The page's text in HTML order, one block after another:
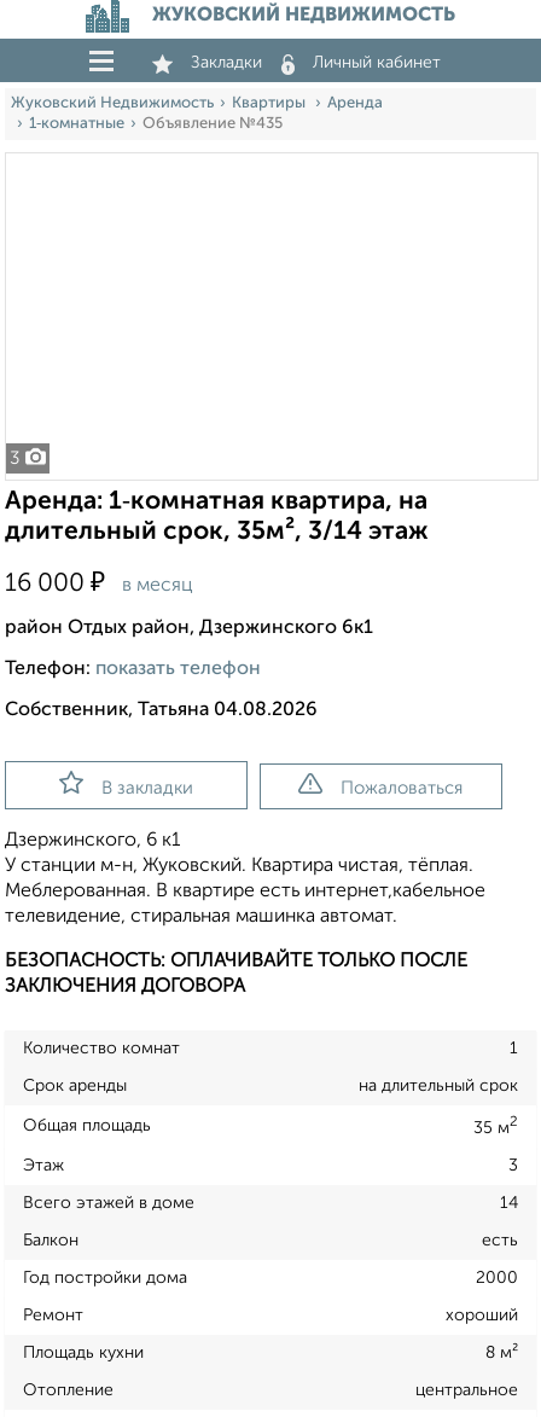
ЖУКОВСКИЙ НЕДВИЖИМОСТЬ
Закладки Личный кабинет
Жуковский Недвижимость Квартиры
Аренда
1‑комнатные
Объявление №435
3
Аренда: 1‑комнатная квартира, на
длительный срок, 35м², 3/14 этаж
16 000 ₽ в месяц
район Отдых район, Дзержинского 6к1
Телефон: показать телефон
Собственник, Татьяна 04.08.2026
В закладки Пожаловаться
Дзержинского, 6 к1
​У станции м-н, Жуковский. Квартира чистая, тёплая.
Меблерованная. В квартире есть интернет,кабельное
телевидение, стиральная машинка автомат.
БЕЗОПАСНОСТЬ: ОПЛАЧИВАЙТЕ ТОЛЬКО ПОСЛЕ
ЗАКЛЮЧЕНИЯ ДОГОВОРА
Количество комнат 1
Срок аренды на длительный срок
Общая площадь 35 м2
Этаж 3
Всего этажей в доме 14
Балкон есть
Год постройки дома 2000
Ремонт хороший
Площадь кухни 8 м²
Отопление центральное